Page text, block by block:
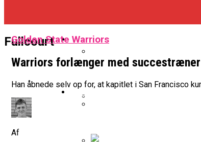
Fullcourt Basketligaen
Officielt: Vejen Gafler
NBA
Golden State Warriors
Warriors forlænger med succestræner
Han åbnede selv op for, at kapitlet i San Francisco
Af